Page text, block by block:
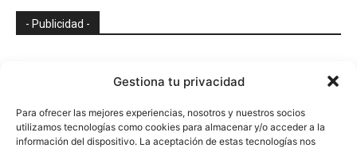
Gestiona tu privacidad
Para ofrecer las mejores experiencias, nosotros y nuestros socios
utilizamos tecnologías como cookies para almacenar y/o acceder a la
información del dispositivo. La aceptación de estas tecnologías nos
- Publicidad -